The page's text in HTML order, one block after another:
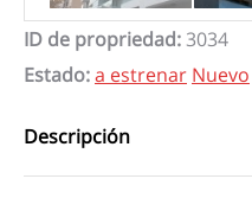
ID de propriedad: 3034
Estado:a estrenar Nuevo
Descripción